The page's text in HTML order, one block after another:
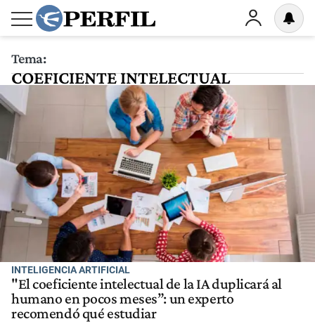
Tema:
COEFICIENTE INTELECTUAL
INTELIGENCIA ARTIFICIAL
"El coeficiente intelectual de la IA duplicará al
humano en pocos meses”: un experto
recomendó qué estudiar